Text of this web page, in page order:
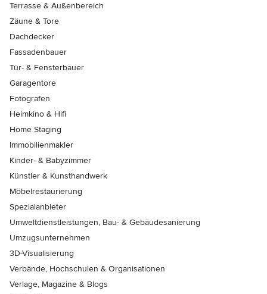
Terrasse & Außenbereich
Zäune & Tore
Dachdecker
Fassadenbauer
Tür- & Fensterbauer
Garagentore
Fotografen
Heimkino & Hifi
Home Staging
Immobilienmakler
Kinder- & Babyzimmer
Künstler & Kunsthandwerk
Möbelrestaurierung
Spezialanbieter
Umweltdienstleistungen, Bau- & Gebäudesanierung
Umzugsunternehmen
3D-Visualisierung
Verbände, Hochschulen & Organisationen
Verlage, Magazine & Blogs